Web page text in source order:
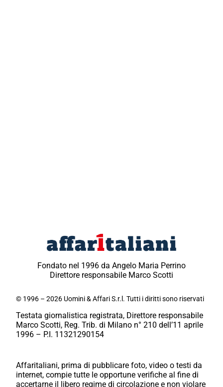
Fondato nel 1996 da Angelo Maria Perrino
Direttore responsabile Marco Scotti
© 1996 – 2026 Uomini & Affari S.r.l. Tutti i diritti sono riservati
Testata giornalistica registrata, Direttore responsabile
Marco Scotti, Reg. Trib. di Milano n° 210 dell’11 aprile
1996 – P.I. 11321290154
Affaritaliani, prima di pubblicare foto, video o testi da
internet, compie tutte le opportune verifiche al fine di
accertarne il libero regime di circolazione e non violare